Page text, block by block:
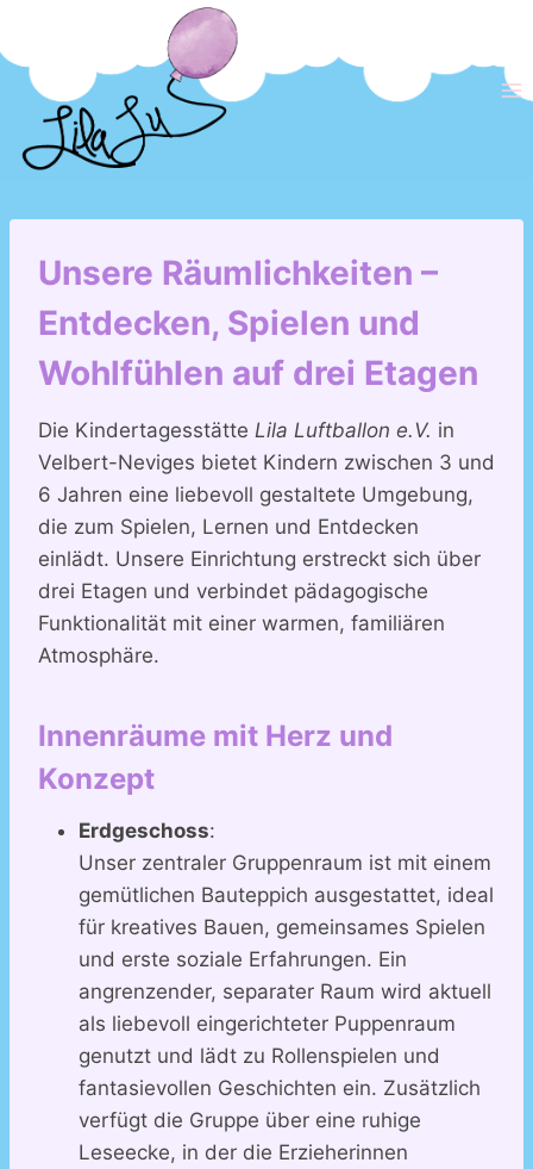
Inhalt
springen
Unsere Räumlichkeiten –
Entdecken, Spielen und
Wohlfühlen auf drei Etagen
Die Kindertagesstätte Lila Luftballon e.V. in
Velbert-Neviges bietet Kindern zwischen 3 und
6 Jahren eine liebevoll gestaltete Umgebung,
die zum Spielen, Lernen und Entdecken
einlädt. Unsere Einrichtung erstreckt sich über
drei Etagen und verbindet pädagogische
Funktionalität mit einer warmen, familiären
Atmosphäre.
Innenräume mit Herz und
Konzept
Erdgeschoss:
Unser zentraler Gruppenraum ist mit einem
gemütlichen Bauteppich ausgestattet, ideal
für kreatives Bauen, gemeinsames Spielen
und erste soziale Erfahrungen. Ein
angrenzender, separater Raum wird aktuell
als liebevoll eingerichteter Puppenraum
genutzt und lädt zu Rollenspielen und
fantasievollen Geschichten ein. Zusätzlich
verfügt die Gruppe über eine ruhige
Leseecke, in der die Erzieherinnen